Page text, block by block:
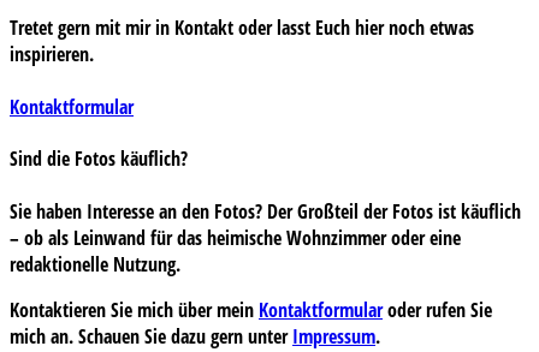
Tretet gern mit mir in Kontakt oder lasst Euch hier noch etwas
inspirieren.
Kontaktformular
Sind die Fotos käuflich?
Sie haben Interesse an den Fotos? Der Großteil der Fotos ist käuflich
– ob als Leinwand für das heimische Wohnzimmer oder eine
redaktionelle Nutzung.
Kontaktieren Sie mich über mein Kontaktformularoder rufen Sie
mich an. Schauen Sie dazu gern unterImpressum.